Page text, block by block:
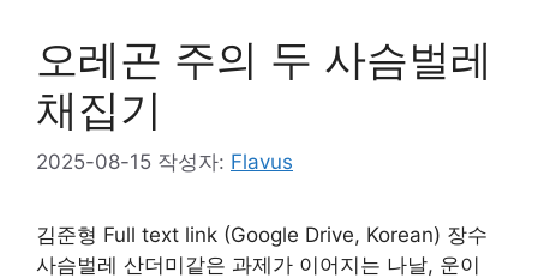
오레곤 주의 두 사슴벌레
채집기
2025-08-15 작성자: Flavus
김준형 Full text link (Google Drive, Korean) 장수
사슴벌레 산더미같은 과제가 이어지는 나날, 운이